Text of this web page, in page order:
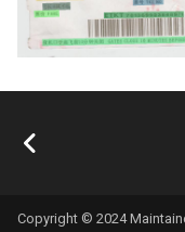
Copyright © 2024